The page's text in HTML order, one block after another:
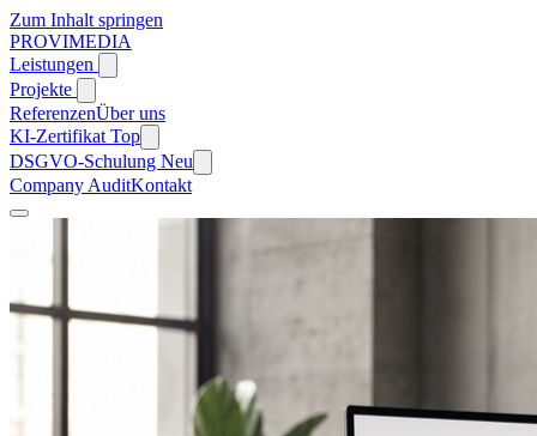
Zum Inhalt springen
PROVIMEDIA
Leistungen
Projekte
ReferenzenÜber uns
KI-Zertifikat Top
DSGVO-Schulung Neu
Company AuditKontakt